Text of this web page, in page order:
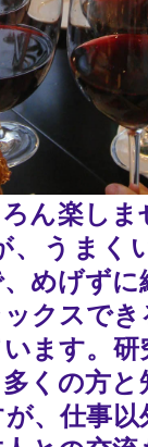
ん楽しま
、うまく
めげず
クスで
ます。
くの方と
、仕事以